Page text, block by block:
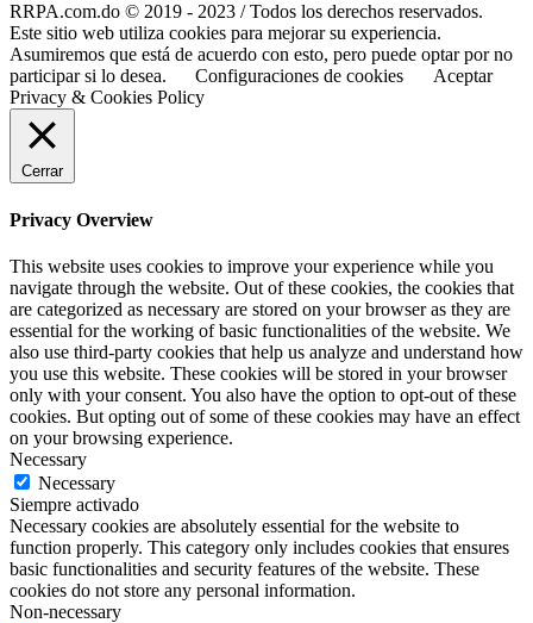
RRPA.com.do © 2019 - 2023 / Todos los derechos reservados.
Este sitio web utiliza cookies para mejorar su experiencia.
Asumiremos que está de acuerdo con esto, pero puede optar por no
participar si lo desea.
Configuraciones de cookies
Aceptar
Privacy & Cookies Policy
Cerrar
Privacy Overview
This website uses cookies to improve your experience while you
navigate through the website. Out of these cookies, the cookies that
are categorized as necessary are stored on your browser as they are
essential for the working of basic functionalities of the website. We
also use third-party cookies that help us analyze and understand how
you use this website. These cookies will be stored in your browser
only with your consent. You also have the option to opt-out of these
cookies. But opting out of some of these cookies may have an effect
on your browsing experience.
Necessary
Necessary
Siempre activado
Necessary cookies are absolutely essential for the website to
function properly. This category only includes cookies that ensures
basic functionalities and security features of the website. These
cookies do not store any personal information.
Non-necessary